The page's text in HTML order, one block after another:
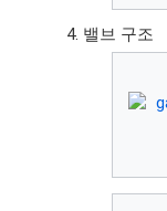
밸브 구조